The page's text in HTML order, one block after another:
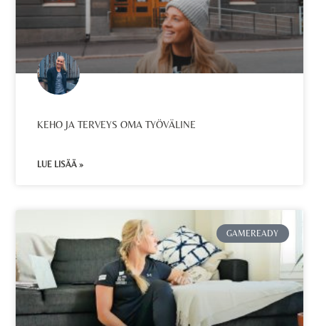
KEHO JA TERVEYS OMA TYÖVÄLINE
LUE LISÄÄ »
GAMEREADY